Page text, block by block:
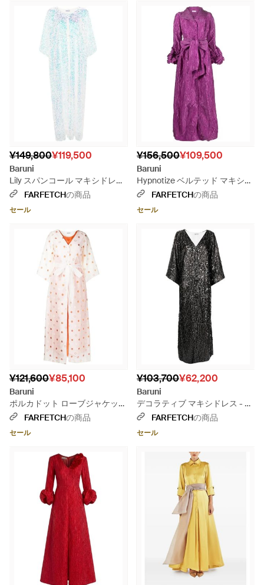
¥149,800¥119,500
Baruni
Lily スパンコール マキシドレス
- ブルーFARFETCHの商品
セール
¥156,500¥109,500
Baruni
Hypnotize ベルテッド マキシド
レス - パープル
FARFETCHの商品
セール
¥121,600¥85,100
Baruni
ポルカドット ローブジャケット
- ピンクFARFETCHの商品
セール
¥103,700¥62,200
Baruni
デコラティブ マキシドレス - ブ
ラックFARFETCHの商品
セール